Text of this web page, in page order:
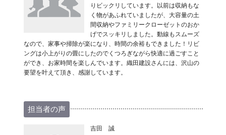
りビックリしています。以前は収納もな
く物があふれていましたが、大容量の土
間収納やファミリークローゼットのおか
げでスッキリしました。動線もスムーズ
なので、家事や掃除が楽になり、時間の余裕もできました！リビ
ングは小上がりの畳にしたのでくつろぎながら快適に過ごすこと
ができ、お家時間を楽しんでいます。織田建設さんには、沢山の
要望を叶えて頂き、感謝しています。
担当者の声
吉田 誠